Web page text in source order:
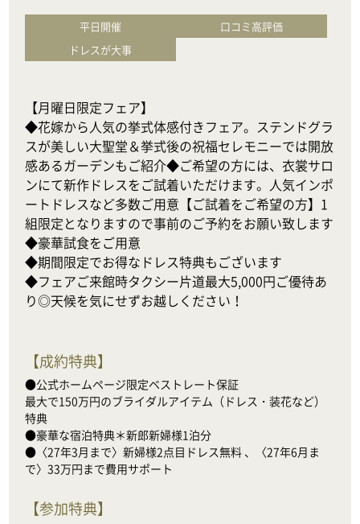
平日開催
口コミ高評価
ドレスが大事
【月曜日限定フェア】
◆花嫁から人気の挙式体感付きフェア。ステンドグラ
スが美しい大聖堂＆挙式後の祝福セレモニーでは開放
感あるガーデンもご紹介◆ご希望の方には、衣裳サロ
ンにて新作ドレスをご試着いただけます。人気インポ
ートドレスなど多数ご用意【ご試着をご希望の方】1
組限定となりますので事前のご予約をお願い致します
◆豪華試食をご用意
◆期間限定でお得なドレス特典もございます
◆フェアご来館時タクシー片道最大5,000円ご優待あ
り◎天候を気にせずお越しください！
【成約特典】
●公式ホームページ限定ベストレート保証
最大で150万円のブライダルアイテム（ドレス・装花など）
特典
●豪華な宿泊特典＊新郎新婦様1泊分
●〈27年3月まで〉新婦様2点目ドレス無料 、〈27年6月ま
で〉33万円まで費用サポート
【参加特典】